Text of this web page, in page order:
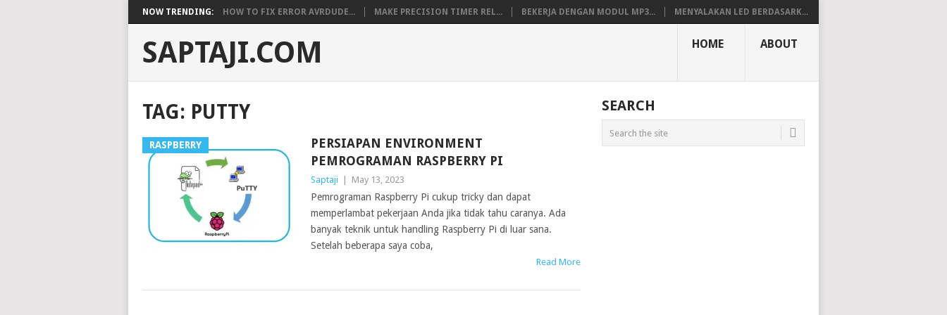
NOW TRENDING: HOW TO FIX ERROR AVRDUDE... MAKE PRECISION TIMER REL... BEKERJA DENGAN MODUL MP3... MENYALAKAN LED BERDASARK...
SAPTAJI.COM HOME ABOUT
TAG: PUTTY
RASPBERRY
PERSIAPAN ENVIRONMENT
PEMROGRAMAN RASPBERRY PI
Saptaji May 13, 2023
Pemrograman Raspberry Pi cukup tricky dan dapat
memperlambat pekerjaan Anda jika tidak tahu caranya. Ada
banyak teknik untuk handling Raspberry Pi di luar sana.
Setelah beberapa saya coba,
Read More
SEARCH